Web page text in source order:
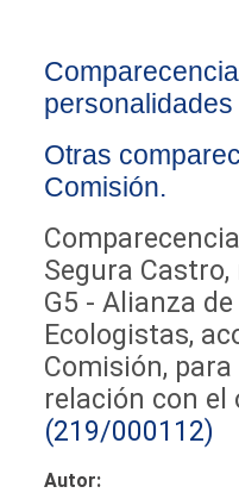
Otras
Comisión.
Segura
G5 - Alianza
Ecologistas,
Comisión,
relación con el
(219/000112)
Autor: